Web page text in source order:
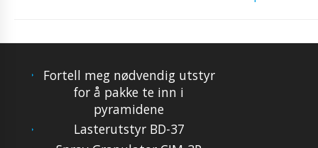
Fortell meg nødvendig utstyr
for å pakke te inn i
pyramidene
Lasterutstyr BD-37